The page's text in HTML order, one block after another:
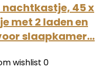
nachtkastje, 45 x
met 2 laden en
slaapkamer…
wishlist 0